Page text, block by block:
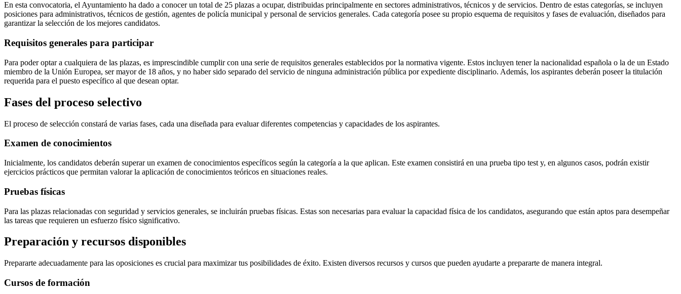
En esta convocatoria, el Ayuntamiento ha dado a conocer un total de 25 plazas a ocupar, distribuidas principalmente en sectores administrativos, técnicos y de servicios. Dentro de estas categorías, se incluyen
posiciones para administrativos, técnicos de gestión, agentes de policía municipal y personal de servicios generales. Cada categoría posee su propio esquema de requisitos y fases de evaluación, diseñados para
garantizar la selección de los mejores candidatos.
Requisitos generales para participar
Para poder optar a cualquiera de las plazas, es imprescindible cumplir con una serie de requisitos generales establecidos por la normativa vigente. Estos incluyen tener la nacionalidad española o la de un Estado
miembro de la Unión Europea, ser mayor de 18 años, y no haber sido separado del servicio de ninguna administración pública por expediente disciplinario. Además, los aspirantes deberán poseer la titulación
requerida para el puesto específico al que desean optar.
Fases del proceso selectivo
El proceso de selección constará de varias fases, cada una diseñada para evaluar diferentes competencias y capacidades de los aspirantes.
Examen de conocimientos
Inicialmente, los candidatos deberán superar un examen de conocimientos específicos según la categoría a la que aplican. Este examen consistirá en una prueba tipo test y, en algunos casos, podrán existir
ejercicios prácticos que permitan valorar la aplicación de conocimientos teóricos en situaciones reales.
Pruebas físicas
Para las plazas relacionadas con seguridad y servicios generales, se incluirán pruebas físicas. Estas son necesarias para evaluar la capacidad física de los candidatos, asegurando que están aptos para desempeñar
las tareas que requieren un esfuerzo físico significativo.
Preparación y recursos disponibles
Prepararte adecuadamente para las oposiciones es crucial para maximizar tus posibilidades de éxito. Existen diversos recursos y cursos que pueden ayudarte a prepararte de manera integral.
Cursos de formación